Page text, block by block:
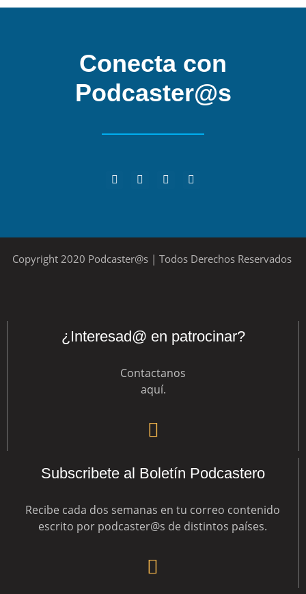
Conecta con
Podcaster@s
Copyright 2020 Podcaster@s | Todos Derechos Reservados
¿Interesad@ en patrocinar?
Contactanos
aquí.
Subscribete al Boletín Podcastero
Recibe cada dos semanas en tu correo contenido
escrito por podcaster@s de distintos países.